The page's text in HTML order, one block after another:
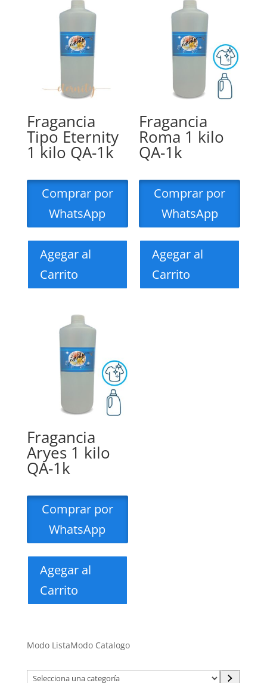
Fragancia
Tipo Eternity
1 kilo QA-1k
Comprar por
WhatsApp
Agegar al
Carrito
Fragancia
Roma 1 kilo
QA-1k
Comprar por
WhatsApp
Agegar al
Carrito
Fragancia
Aryes 1 kilo
QA-1k
Comprar por
WhatsApp
Agegar al
Carrito
Modo ListaModo Catalogo
Selecciona